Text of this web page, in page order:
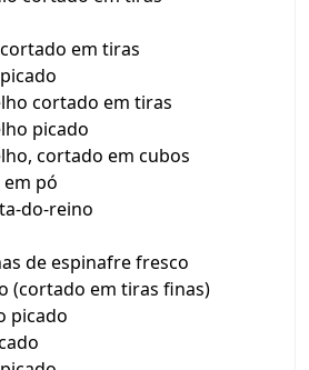
em tiras
cortado em tiras
picado
cortado em cubos
em pó
do-reino
de espinafre fresco
(cortado em tiras finas)
picado